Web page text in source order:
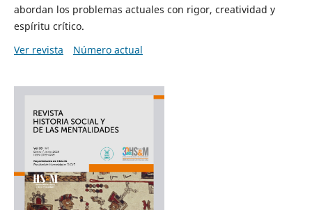
abordan los problemas actuales con rigor, creatividad y
espíritu crítico.
Ver revista
Número actual